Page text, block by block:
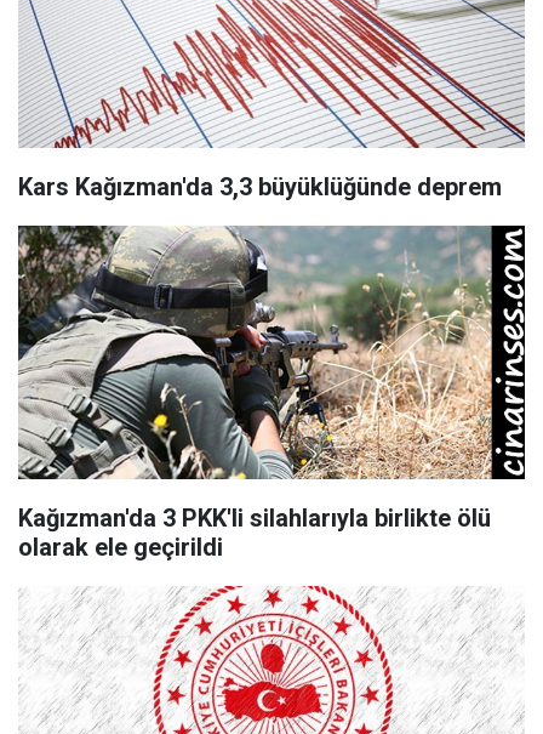
Kars Kağızman'da 3,3 büyüklüğünde deprem
Kağızman'da 3 PKK'li silahlarıyla birlikte ölü
olarak ele geçirildi